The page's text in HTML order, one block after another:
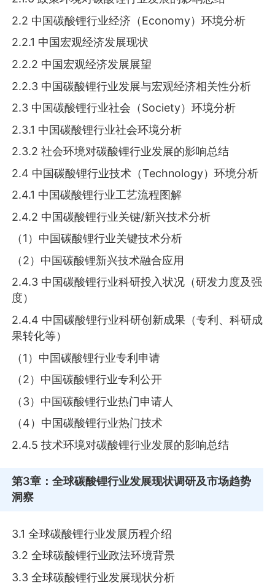
2.2 中国碳酸锂行业经济（Economy）环境分析
2.2.1 中国宏观经济发展现状
2.2.2 中国宏观经济发展展望
2.2.3 中国碳酸锂行业发展与宏观经济相关性分析
2.3 中国碳酸锂行业社会（Society）环境分析
2.3.1 中国碳酸锂行业社会环境分析
2.3.2 社会环境对碳酸锂行业发展的影响总结
2.4 中国碳酸锂行业技术（Technology）环境分析
2.4.1 中国碳酸锂行业工艺流程图解
2.4.2 中国碳酸锂行业关键/新兴技术分析
（1）中国碳酸锂行业关键技术分析
（2）中国碳酸锂新兴技术融合应用
2.4.3 中国碳酸锂行业科研投入状况（研发力度及强
度）
2.4.4 中国碳酸锂行业科研创新成果（专利、科研成
果转化等）
（1）中国碳酸锂行业专利申请
（2）中国碳酸锂行业专利公开
（3）中国碳酸锂行业热门申请人
（4）中国碳酸锂行业热门技术
2.4.5 技术环境对碳酸锂行业发展的影响总结
第3章 ：全球碳酸锂行业发展现状调研及市场趋势
洞察
3.1 全球碳酸锂行业发展历程介绍
3.2 全球碳酸锂行业政法环境背景
3.3 全球碳酸锂行业发展现状分析